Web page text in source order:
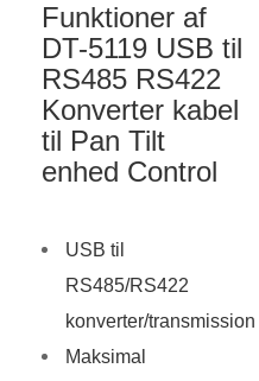
Funktioner af
DT-5119 USB til
RS485 RS422
Konverter kabel
til Pan Tilt
enhed Control
USB til
RS485/RS422
konverter/transmission
Maksimal